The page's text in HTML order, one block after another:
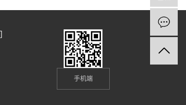
手机端